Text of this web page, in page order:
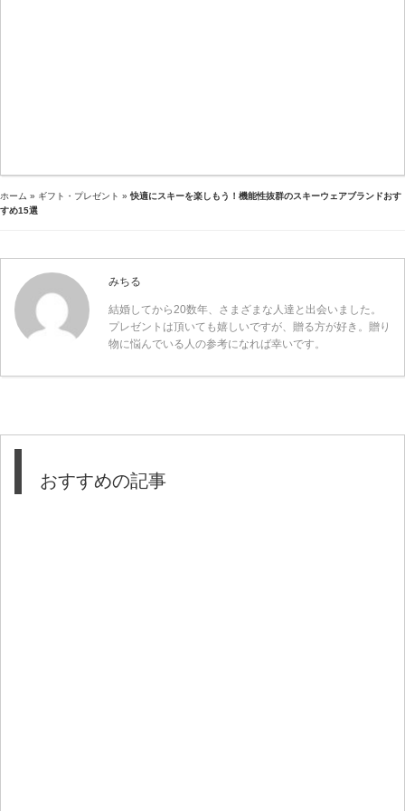
ホーム » ギフト・プレゼント »快適にスキーを楽しもう！機能性抜群のスキーウェアブランドおす
すめ15選
みちる
結婚してから20数年、さまざまな人達と出会いました。
プレゼントは頂いても嬉しいですが、贈る方が好き。贈り
物に悩んでいる人の参考になれば幸いです。
おすすめの記事